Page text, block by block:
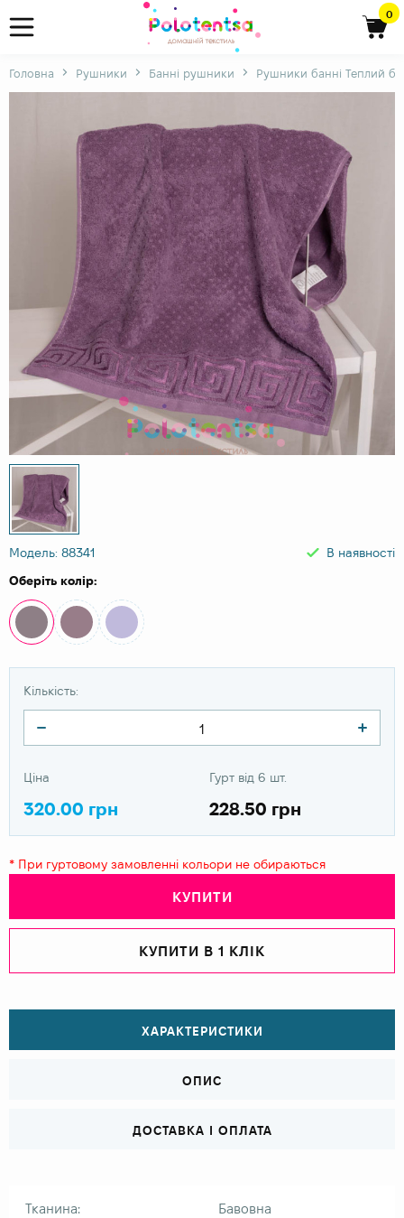
0
Головна Рушники Банні рушники Рушники банні Теплий
Модель: 88341
В наявності
Оберіть колір:
Кількість:
Ціна
320.00 грн
Гурт від 6 шт.
228.50 грн
* При гуртовому замовленні кольори не обираються
КУПИТИ
КУПИТИ В 1 КЛІК
ХАРАКТЕРИСТИКИ
ОПИС
ДОСТАВКА І ОПЛАТА
Тканина: Бавовна